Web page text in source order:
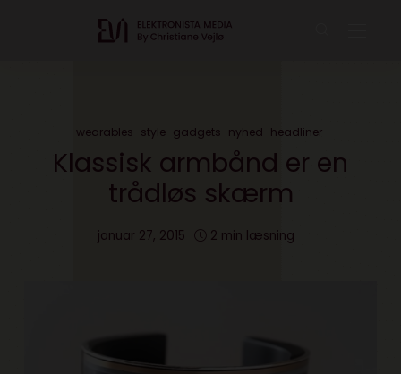
wearables style gadgets nyhed headliner
Klassisk armbånd er en
trådløs skærm
januar 27, 2015 2 min læsning